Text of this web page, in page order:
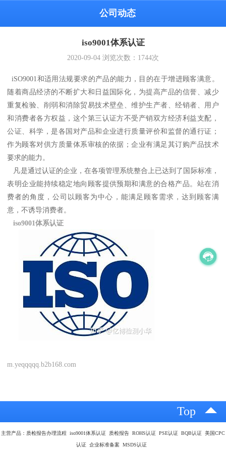
公司动态
iso9001体系认证
2020-09-04 浏览次数： 1744次
iSO9001和适用法规要求的产品的能力，目的在于增进顾客满意。
随着商品经济的不断扩大和日益国际化，为提高产品的信誉、减少
重复检验、削弱和消除贸易技术壁垒、维护生产者、经销者、用户
和消费者各方权益，这个第三认证方不受产销双方经济利益支配，
公证、科学，是各国对产品和企业进行质量评价和监督的通行证；
作为顾客对供方质量体系审核的依据；企业有满足其订购产品技术
要求的能力。
凡是通过认证的企业，在各项管理系统整合上已达到了国际标准，
表明企业能持续稳定地向顾客提供预期和满意的合格产品。站在消
费者的角度，公司以顾客为中心，能满足顾客需求，达到顾客满
意，不诱导消费者。
iso9001体系认证
m.yeqqqqq.b2b168.com
Top
主营产品：质检报告办理流程 iso9001体系认证 质检报告 ROHS认证 PSE认证 BQB认证 美国CPC
认证 企业标准备案 MSDS认证